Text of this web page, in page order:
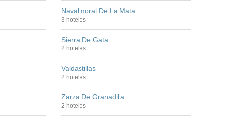
Navalmoral De La Mata
3 hoteles
Sierra De Gata
2 hoteles
Valdastillas
2 hoteles
Zarza De Granadilla
2 hoteles